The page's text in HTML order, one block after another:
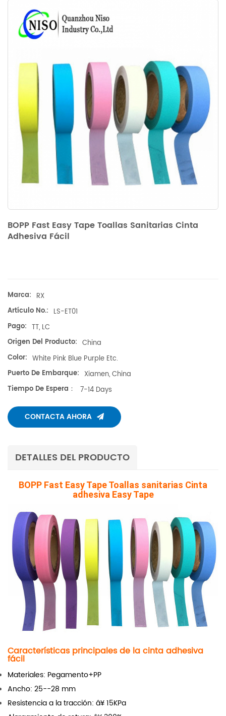
BOPP Fast Easy Tape Toallas Sanitarias Cinta
Adhesiva Fácil
Marca: RX
Artículo No.: LS-ET01
Pago: TT, LC
Origen Del Producto: China
Color: White Pink Blue Purple Etc.
Puerto De Embarque: Xiamen, China
Tiempo De Espera：
7-14 Days
CONTACTA AHORA
DETALLES DEL PRODUCTO
BOPP Fast Easy Tape Toallas sanitarias Cinta
adhesiva Easy Tape
Características principales de la cinta adhesiva
fácil
Materiales: Pegamento+PP
Ancho: 25--28 mm
Resistencia a la tracción: â¥ 15KPa